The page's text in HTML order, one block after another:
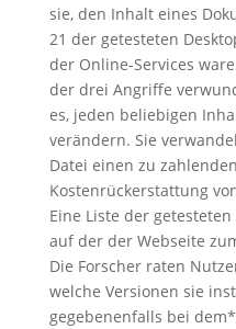
sie, den Inhalt eines
21 der getesteten
der Online-Services
der drei Angriffe
es, jeden beliebigen
verändern. Sie
Datei einen zu
Kostenrückerstattung
Eine Liste der
auf der der Webseite
Die Forscher raten
welche Versionen sie
gegebenenfalls bei